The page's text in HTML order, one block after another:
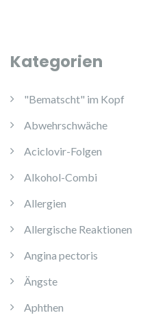
Kategorien
"Bematscht" im Kopf
Abwehrschwäche
Aciclovir-Folgen
Alkohol-Combi
Allergien
Allergische Reaktionen
Angina pectoris
Ängste
Aphthen